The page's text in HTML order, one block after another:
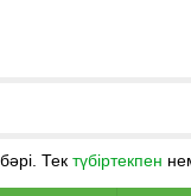
Тек түбіртекпен